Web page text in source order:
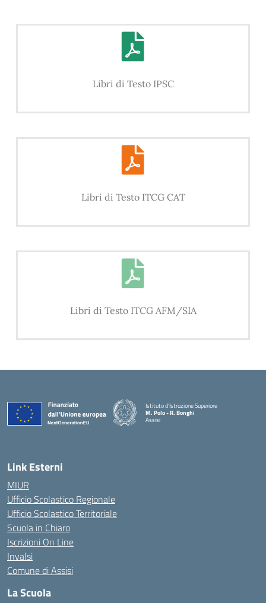
Libri di Testo IPSC
Libri di Testo ITCG CAT
Libri di Testo ITCG AFM/SIA
Istituto d'Istruzione Superiore
M. Polo - R. Bonghi
Assisi
Link Esterni
MIUR
Ufficio Scolastico Regionale
Ufficio Scolastico Territoriale
Scuola in Chiaro
Iscrizioni On Line
Invalsi
Comune di Assisi
La Scuola